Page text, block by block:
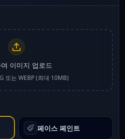
이미지 업로드
또는 WEBP (최대 10MB)
페이스 페인트